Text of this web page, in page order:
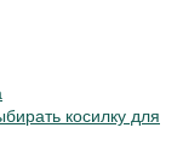
косилку для